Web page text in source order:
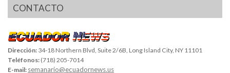
CONTACTO
Dirección: 34-18 Northern Blvd, Suite 2/6B, Long Island City, NY 11101
Teléfonos: (718) 205-7014
E-mail: semanario@ecuadornews.us